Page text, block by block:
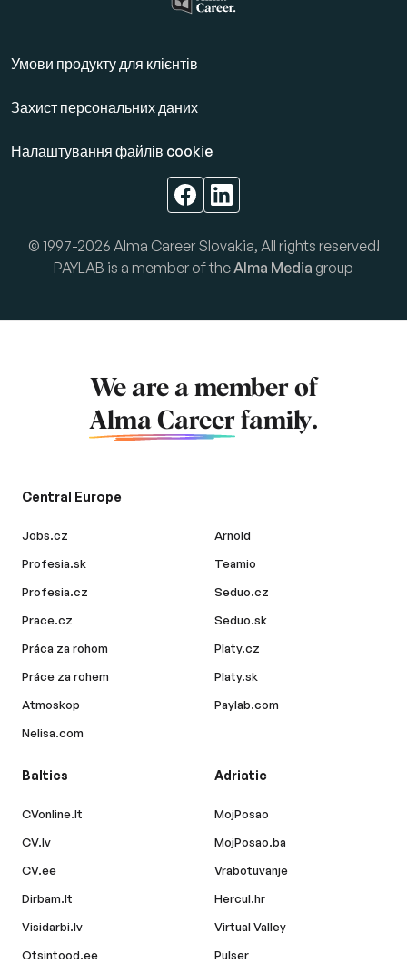
Умови продукту для клієнтів
Захист персональних даних
Налаштування файлів cookie
© 1997-2026 Alma Career Slovakia, All rights reserved!
PAYLAB is a member of the Alma Media group
We are a member of
Alma Career family.
Central Europe
Jobs.cz
Profesia.sk
Profesia.cz
Prace.cz
Práca za rohom
Práce za rohem
Atmoskop
Nelisa.com
Arnold
Teamio
Seduo.cz
Seduo.sk
Platy.cz
Platy.sk
Paylab.com
Baltics
CVonline.lt
CV.lv
CV.ee
Dirbam.lt
Visidarbi.lv
Otsintood.ee
Adriatic
MojPosao
MojPosao.ba
Vrabotuvanje
Hercul.hr
Virtual Valley
Pulser